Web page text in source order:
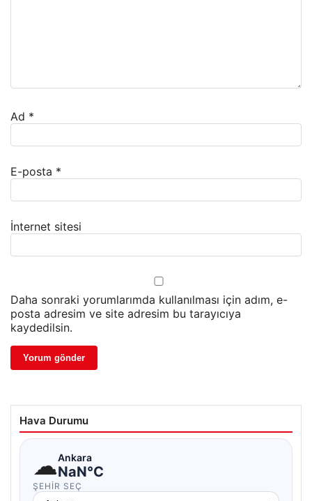
Ad *
E-posta *
İnternet sitesi
Daha sonraki yorumlarımda kullanılması için adım, e-
posta adresim ve site adresim bu tarayıcıya
kaydedilsin.
Hava Durumu
☁Ankara
NaN°C
ŞEHIR SEÇ